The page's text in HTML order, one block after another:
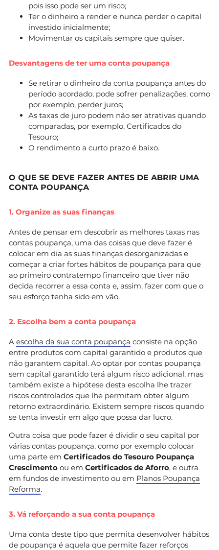
pois isso pode ser um risco;
Ter o dinheiro a render e nunca perder o capital
investido inicialmente;
Movimentar os capitais sempre que quiser.
Desvantagens de ter uma conta poupança
Se retirar o dinheiro da conta poupança antes do
período acordado, pode sofrer penalizações, como
por exemplo, perder juros;
As taxas de juro podem não ser atrativas quando
comparadas, por exemplo, Certificados do
Tesouro;
O rendimento a curto prazo é baixo.
O QUE SE DEVE FAZER ANTES DE ABRIR UMA
CONTA POUPANÇA
1. Organize as suas finanças
Antes de pensar em descobrir as melhores taxas nas
contas poupança, uma das coisas que deve fazer é
colocar em dia as suas finanças desorganizadas e
começar a criar fortes hábitos de poupança para que
ao primeiro contratempo financeiro que tiver não
decida recorrer a essa conta e, assim, fazer com que o
seu esforço tenha sido em vão.
2. Escolha bem a conta poupança
A escolha da sua conta poupança consiste na opção
entre produtos com capital garantido e produtos que
não garantem capital. Ao optar por contas poupança
sem capital garantido terá algum risco adicional, mas
também existe a hipótese desta escolha lhe trazer
riscos controlados que lhe permitam obter algum
retorno extraordinário. Existem sempre riscos quando
se tenta investir em algo que possa dar lucro.
Outra coisa que pode fazer é dividir o seu capital por
várias contas poupança, como por exemplo colocar
uma parte em Certificados do Tesouro Poupança
Crescimento ou em Certificados de Aforro, e outra
em fundos de investimento ou em Planos Poupança
Reforma.
3. Vá reforçando a sua conta poupança
Uma conta deste tipo que permita desenvolver hábitos
de poupança é aquela que permite fazer reforços